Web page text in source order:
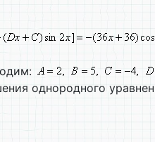
однородного